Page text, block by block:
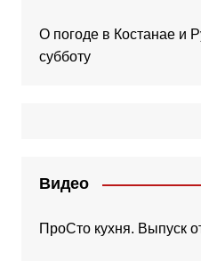
О погоде в Костанае и
субботу
Видео
ПроСто кухня. Выпуск